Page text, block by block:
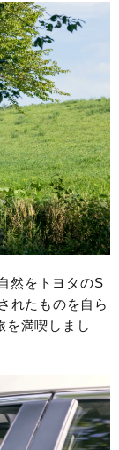
然をトヨタのS
れたものを自ら
を満喫しまし